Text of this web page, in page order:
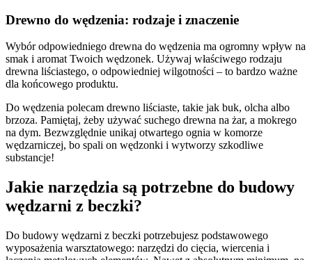
Drewno do wędzenia: rodzaje i znaczenie
Wybór odpowiedniego drewna do wędzenia ma ogromny wpływ na
smak i aromat Twoich wędzonek. Używaj właściwego rodzaju
drewna liściastego, o odpowiedniej wilgotności – to bardzo ważne
dla końcowego produktu.
Do wędzenia polecam drewno liściaste, takie jak buk, olcha albo
brzoza. Pamiętaj, żeby używać suchego drewna na żar, a mokrego
na dym. Bezwzględnie unikaj otwartego ognia w komorze
wędzarniczej, bo spali on wędzonki i wytworzy szkodliwe
substancje!
Jakie narzędzia są potrzebne do budowy
wędzarni z beczki?
Do budowy wędzarni z beczki potrzebujesz podstawowego
wyposażenia warsztatowego: narzędzi do cięcia, wiercenia i